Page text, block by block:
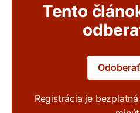
Tento
Registrácia je